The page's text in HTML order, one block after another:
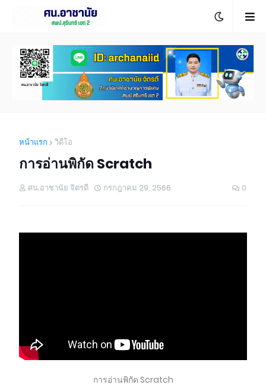
หน้าแรก วิดีโอ
การอ่านพิกัด Scratch
ศน.อาชานัย จิตรดี กรกฎาคม 29, 2566 0
การอ่านพิกัด Scratch